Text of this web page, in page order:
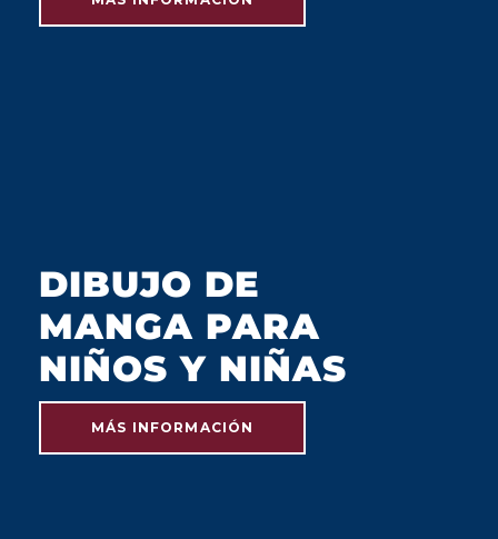
DIBUJO DE
MANGA PARA
NIÑOS Y NIÑAS
MÁS INFORMACIÓN